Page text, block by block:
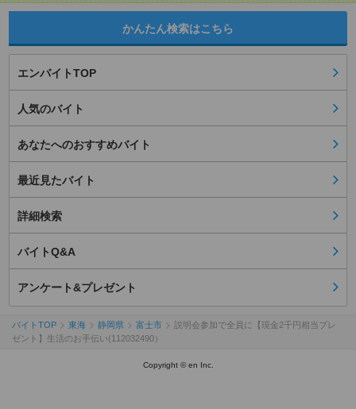
かんたん検索はこちら
エンバイトTOP
人気のバイト
あなたへのおすすめバイト
最近見たバイト
詳細検索
バイトQ&A
アンケート&プレゼント
バイトTOP 東海 静岡県 富士市
説明会参加で全員に【現金2千円相当プレ
ゼント】生活のお手伝い(112032490）
Copyright © en Inc.